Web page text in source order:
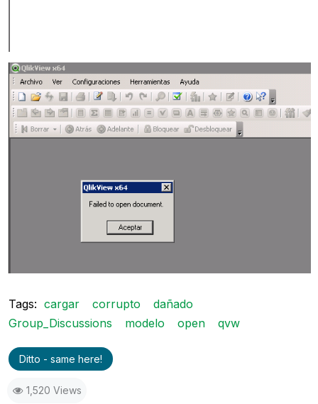
Tags: cargar corrupto
dañado
Group_Discussions
modelo open qvw
Ditto - same here!
1,520 Views